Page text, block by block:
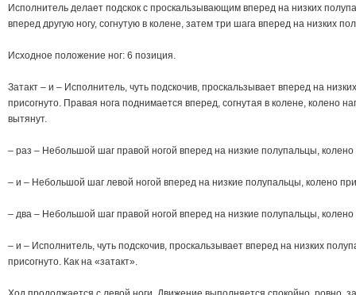
Исполнитель делает подскок с проскальзывающим вперед на низких
вперед другую ногу, согнутую в колене, затем три шага вперед на низких
Исходное положение ног: 6 позиция.
Затакт – и – Исполнитель, чуть подскочив, проскальзывает вперед на
присогнуто. Правая нога поднимается вперед, согнутая в колене, колено
вытянут.
– раз – Небольшой шаг правой ногой вперед на низкие полупальцы, колено
– и – Небольшой шаг левой ногой вперед на низкие полупальцы, колено
– два – Небольшой шаг правой ногой вперед на низкие полупальцы, колено
– и – Исполнитель, чуть подскочив, проскальзывает вперед на низких
присогнуто. Как на «затакт».